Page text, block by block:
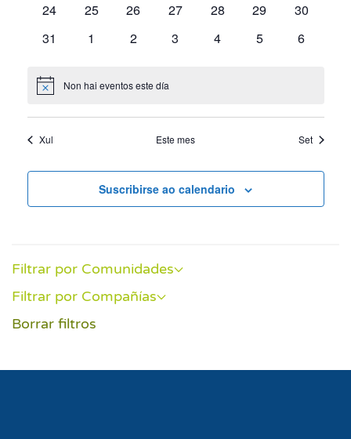
0
24
0
25
0
26
0
27
0
28
0
29
0
30
0
31
0
1
0
2
0
3
0
4
0
5
0
6
Notice Non hai eventos este día
Xul Este mes Set
Suscribirse ao calendario
Filtrar por Comunidades
Filtrar por Compañías
Borrar filtros